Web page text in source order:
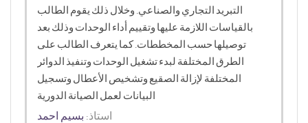
التبريد التجاري والصناعي. وخلال ذلك يقوم الطالب
بالقياسات اللازمة عليها وتقييم أداء الوحدات وذلك بعد
توصيلها حسب المخططات. كما يتعرف الطالب على
الطرق المختلفة لبدء تشغيل الوحدات وتنفيذ الدوائر
المختلفة لإزالة الصقيع وتشخيص الأعطال وتسجيل
البيانات لعمل الصيانة الدورية
استاذ: بسيم احمد